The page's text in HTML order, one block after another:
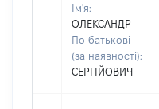
Ім'я:
ОЛЕКСАНДР
По батькові
(за наявності):
СЕРГІЙОВИЧ